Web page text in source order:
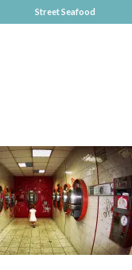
Street Seafood